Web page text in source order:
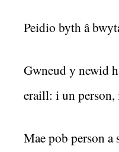
Peidio byth â
Gwneud y newid
eraill: i un
Mae pob person